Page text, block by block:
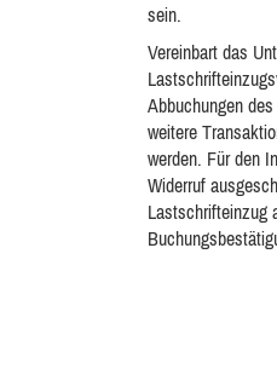
sein.
Vereinbart das
Abbuchungen
weitere
werden. Für den
Widerruf
Lastschrifteinzug